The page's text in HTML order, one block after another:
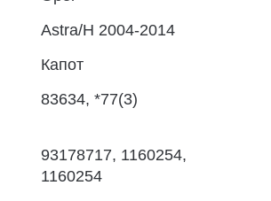
Astra/H 2004-2014
Капот
83634, *77(3)
93178717, 1160254,
1160254